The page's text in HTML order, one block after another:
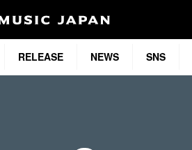
RELEASE NEWS SNS